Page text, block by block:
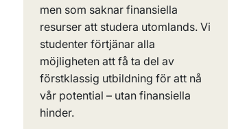
men som saknar finansiella
resurser att studera utomlands. Vi
studenter förtjänar alla
möjligheten att få ta del av
förstklassig utbildning för att nå
vår potential – utan finansiella
hinder.